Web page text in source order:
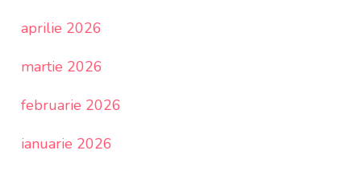
aprilie 2026
martie 2026
februarie 2026
ianuarie 2026